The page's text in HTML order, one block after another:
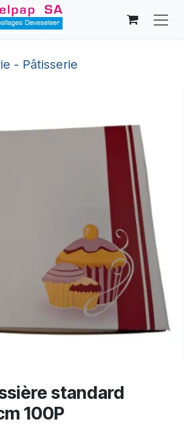
- Pâtisserie
standard
100P